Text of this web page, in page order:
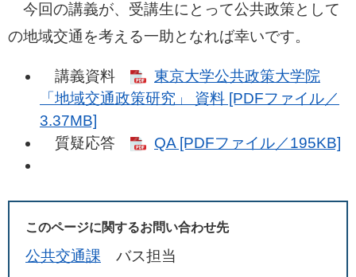
今回の講義が、受講生にとって公共政策として
の地域交通を考える一助となれば幸いです。
講義資料
東京大学公共政策大学院
「地域交通政策研究」 資料 [PDFファイル／
3.37MB]
質疑応答
QA [PDFファイル／195KB]
このページに関するお問い合わせ先
公共交通課
バス担当